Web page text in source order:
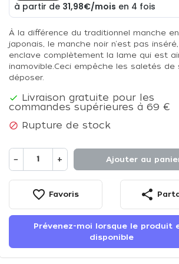
À la différence du traditionnel manche
japonais, le manche noir n‘est pas
enclave complètement la lame qui est
inamovible.Ceci empêche les saletés de
déposer.
 Livraison gratuite pour les
commandes supérieures à 69 €
 Rupture de stock
− + Ajouter au
favorite_border Favoris share
Prévenez-moi lorsque le produit
disponible